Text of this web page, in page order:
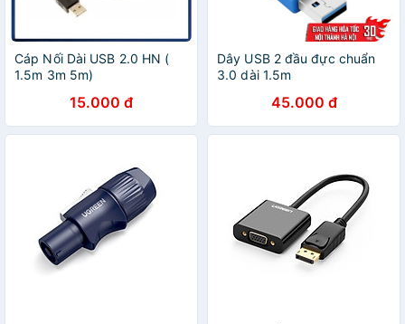
Cáp Nối Dài USB 2.0 HN (
1.5m 3m 5m)
15.000 đ
Dây USB 2 đầu đực chuẩn
3.0 dài 1.5m
45.000 đ